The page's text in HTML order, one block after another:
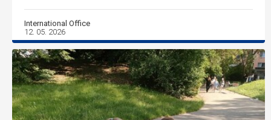
International Office
12. 05. 2026